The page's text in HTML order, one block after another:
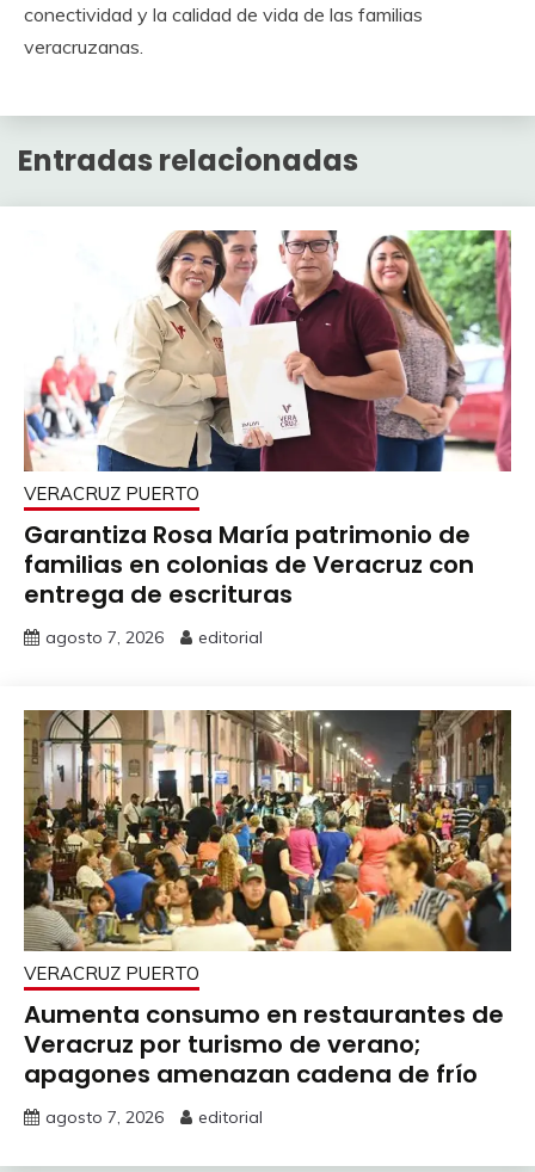
conectividad y la calidad de vida de las familias
veracruzanas.
Entradas relacionadas
VERACRUZ PUERTO
Garantiza Rosa María patrimonio de
familias en colonias de Veracruz con
entrega de escrituras
agosto 7, 2026 editorial
VERACRUZ PUERTO
Aumenta consumo en restaurantes de
Veracruz por turismo de verano;
apagones amenazan cadena de frío
agosto 7, 2026 editorial